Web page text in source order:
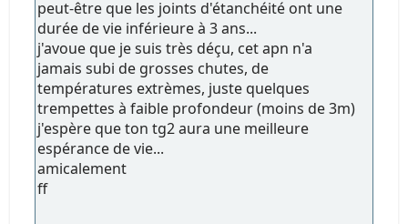
peut-être que les joints d'étanchéité ont une
durée de vie inférieure à 3 ans...
j'avoue que je suis très déçu, cet apn n'a
jamais subi de grosses chutes, de
températures extrèmes, juste quelques
trempettes à faible profondeur (moins de 3m)
j'espère que ton tg2 aura une meilleure
espérance de vie...
amicalement
ff